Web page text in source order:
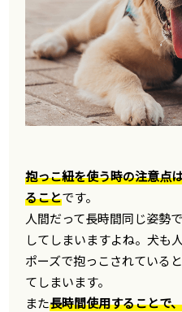
抱っこ紐を使う時の注意点
ることです。
人間だって長時間同じ姿勢
してしまいますよね。犬も
ポーズで抱っこされている
てしまいます。
また長時間使用することで